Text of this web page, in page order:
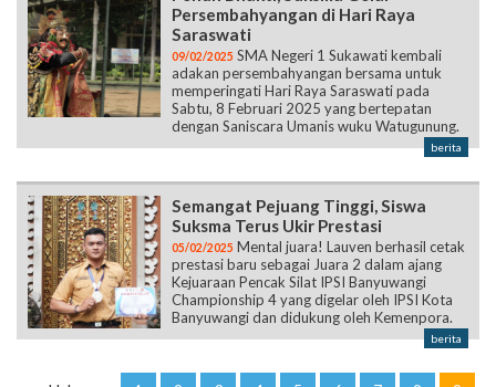
memperingati Hari Raya Saraswati pada
Sabtu, 8 Februari 2025 yang bertepatan
dengan Saniscara Umanis wuku Watugunung.
berita
Semangat Pejuang Tinggi, Siswa
Suksma Terus Ukir Prestasi
prestasi baru sebagai Juara 2 dalam ajang
Kejuaraan Pencak Silat IPSI Banyuwangi
Championship 4 yang digelar oleh IPSI Kota
Banyuwangi dan didukung oleh Kemenpora.
berita
Halaman: 1 2 3 4 5 6 7 8